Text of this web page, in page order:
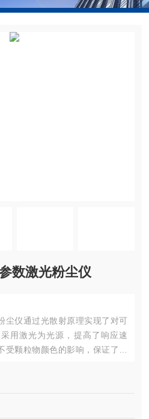
数激光粉尘仪
尘仪通过光散射原理实现了对可
用激光为光源，提高了响应速
受颗粒物颜色的影响，保证了测